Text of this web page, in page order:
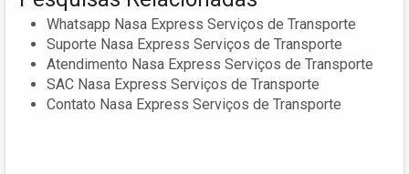
Whatsapp Nasa Express Serviços de Transporte
Suporte Nasa Express Serviços de Transporte
Atendimento Nasa Express Serviços de Transporte
SAC Nasa Express Serviços de Transporte
Contato Nasa Express Serviços de Transporte